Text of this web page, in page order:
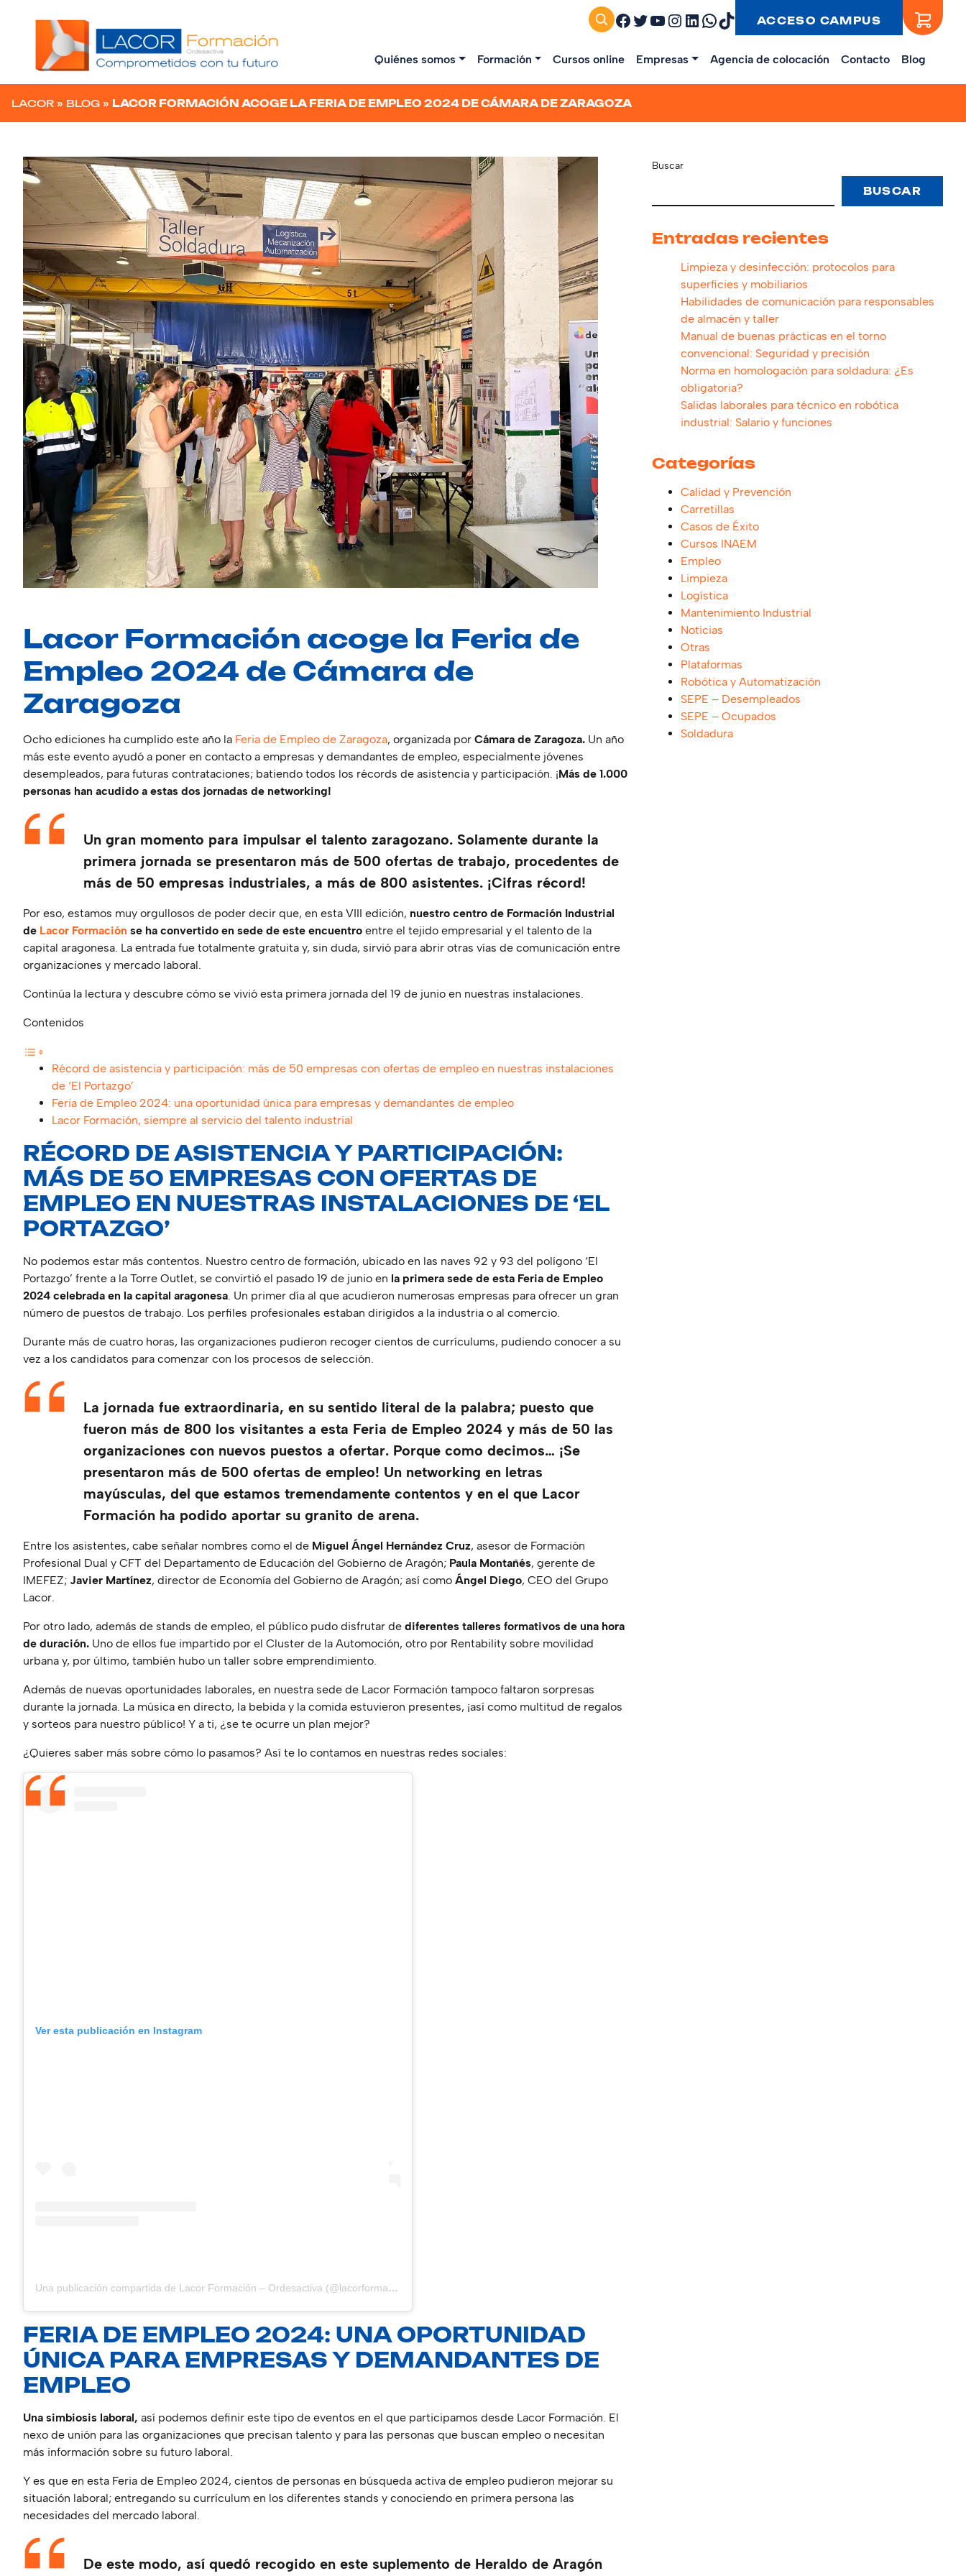
Facebook
Twitter
YouTube
Instagram
LinkedIn
WhatsApp
TikTokACCESO CAMPUS
Navegación principal
Quiénes somos Formación Cursos online Empresas Agencia de colocación Contacto Blog
LACOR » BLOG » LACOR FORMACIÓN ACOGE LA FERIA DE EMPLEO 2024 DE CÁMARA DE ZARAGOZA
Lacor Formación acoge la Feria de
Empleo 2024 de Cámara de
Zaragoza
Ocho ediciones ha cumplido este año la Feria de Empleo de Zaragoza, organizada por Cámara de Zaragoza. Un año
más este evento ayudó a poner en contacto a empresas y demandantes de empleo, especialmente jóvenes
desempleados, para futuras contrataciones; batiendo todos los récords de asistencia y participación. ¡Más de 1.000
personas han acudido a estas dos jornadas de networking!
Un gran momento para impulsar el talento zaragozano. Solamente durante la
primera jornada se presentaron más de 500 ofertas de trabajo, procedentes de
más de 50 empresas industriales, a más de 800 asistentes. ¡Cifras récord!
Por eso, estamos muy orgullosos de poder decir que, en esta VIII edición, nuestro centro de Formación Industrial
de Lacor Formación se ha convertido en sede de este encuentro entre el tejido empresarial y el talento de la
capital aragonesa. La entrada fue totalmente gratuita y, sin duda, sirvió para abrir otras vías de comunicación entre
organizaciones y mercado laboral.
Continúa la lectura y descubre cómo se vivió esta primera jornada del 19 de junio en nuestras instalaciones.
Contenidos
Récord de asistencia y participación: más de 50 empresas con ofertas de empleo en nuestras instalaciones
de ‘El Portazgo’
Feria de Empleo 2024: una oportunidad única para empresas y demandantes de empleo
Lacor Formación, siempre al servicio del talento industrial
RÉCORD DE ASISTENCIA Y PARTICIPACIÓN:
MÁS DE 50 EMPRESAS CON OFERTAS DE
EMPLEO EN NUESTRAS INSTALACIONES DE ‘EL
PORTAZGO’
No podemos estar más contentos. Nuestro centro de formación, ubicado en las naves 92 y 93 del polígono ‘El
Portazgo’ frente a la Torre Outlet, se convirtió el pasado 19 de junio en la primera sede de esta Feria de Empleo
2024 celebrada en la capital aragonesa . Un primer día al que acudieron numerosas empresas para ofrecer un gran
número de puestos de trabajo. Los perfiles profesionales estaban dirigidos a la industria o al comercio.
Durante más de cuatro horas, las organizaciones pudieron recoger cientos de currículums, pudiendo conocer a su
vez a los candidatos para comenzar con los procesos de selección.
La jornada fue extraordinaria, en su sentido literal de la palabra; puesto que
fueron más de 800 los visitantes a esta Feria de Empleo 2024 y más de 50 las
organizaciones con nuevos puestos a ofertar. Porque como decimos… ¡Se
presentaron más de 500 ofertas de empleo! Un networking en letras
mayúsculas, del que estamos tremendamente contentos y en el que Lacor
Formación ha podido aportar su granito de arena.
Entre los asistentes, cabe señalar nombres como el de Miguel Ángel Hernández Cruz, asesor de Formación
Profesional Dual y CFT del Departamento de Educación del Gobierno de Aragón; Paula Montañés, gerente de
IMEFEZ; Javier Martínez, director de Economía del Gobierno de Aragón; así como Ángel Diego, CEO del Grupo
Lacor.
Por otro lado, además de stands de empleo, el público pudo disfrutar de diferentes talleres formativos de una hora
de duración. Uno de ellos fue impartido por el Cluster de la Automoción, otro por Rentability sobre movilidad
urbana y, por último, también hubo un taller sobre emprendimiento.
Además de nuevas oportunidades laborales, en nuestra sede de Lacor Formación tampoco faltaron sorpresas
durante la jornada. La música en directo, la bebida y la comida estuvieron presentes, ¡así como multitud de regalos
y sorteos para nuestro público! Y a ti, ¿se te ocurre un plan mejor?
¿Quieres saber más sobre cómo lo pasamos? Así te lo contamos en nuestras redes sociales:
Ver esta publicación en Instagram
Una publicación compartida de Lacor Formación – Ordesactiva (@lacorformacion)
FERIA DE EMPLEO 2024: UNA OPORTUNIDAD
ÚNICA PARA EMPRESAS Y DEMANDANTES DE
EMPLEO
Una simbiosis laboral, así podemos definir este tipo de eventos en el que participamos desde Lacor Formación. El
nexo de unión para las organizaciones que precisan talento y para las personas que buscan empleo o necesitan
más información sobre su futuro laboral.
Y es que en esta Feria de Empleo 2024, cientos de personas en búsqueda activa de empleo pudieron mejorar su
situación laboral; entregando su currículum en los diferentes stands y conociendo en primera persona las
necesidades del mercado laboral.
De este modo, así quedó recogido en este suplemento de Heraldo de Aragón
Buscar
BUSCAR
Entradas recientes
Limpieza y desinfección: protocolos para
superficies y mobiliarios
Habilidades de comunicación para responsables
de almacén y taller
Manual de buenas prácticas en el torno
convencional: Seguridad y precisión
Norma en homologación para soldadura: ¿Es
obligatoria?
Salidas laborales para técnico en robótica
industrial: Salario y funciones
Categorías
Calidad y Prevención
Carretillas
Casos de Éxito
Cursos INAEM
Empleo
Limpieza
Logística
Mantenimiento Industrial
Noticias
Otras
Plataformas
Robótica y Automatización
SEPE – Desempleados
SEPE – Ocupados
Soldadura